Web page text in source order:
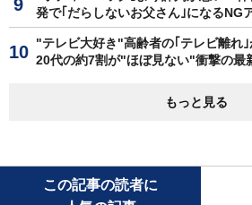
発で｢だらしないお父さん｣になるNG
"テレビ大好き"高齢者の｢テレビ離れ
20代の約7割が"ほぼ見ない"衝撃の最
もっと見る
この記事の読者に